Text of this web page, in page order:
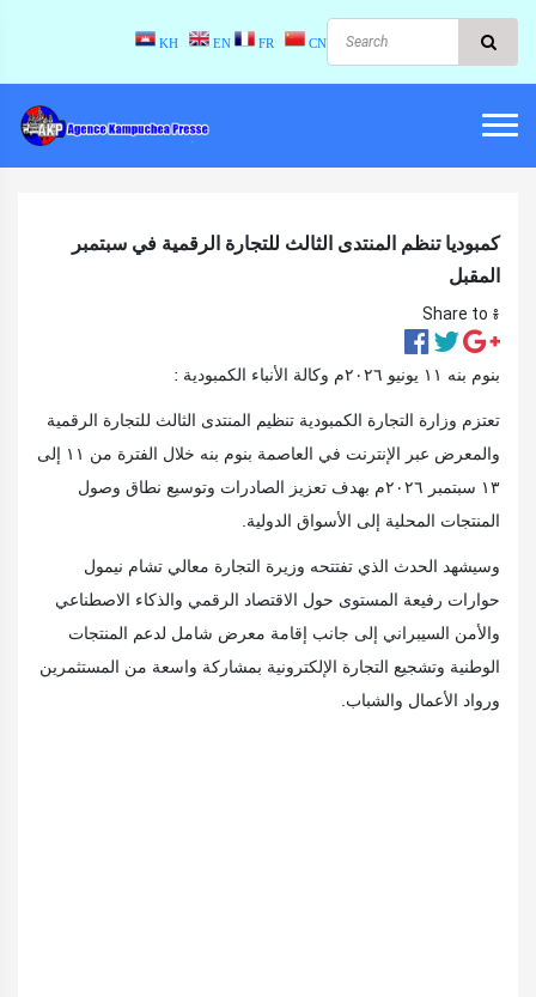
KH EN FR CN
كمبوديا تنظم المنتدى الثالث للتجارة الرقمية في سبتمبر
المقبل
Share to ៖​
بنوم بنه ١١ يونيو ٢٠٢٦م وكالة الأنباء الكمبودية :
تعتزم وزارة التجارة الكمبودية تنظيم المنتدى الثالث للتجارة الرقمية
والمعرض عبر الإنترنت في العاصمة بنوم بنه خلال الفترة من ١١ إلى
١٣ سبتمبر ٢٠٢٦م بهدف تعزيز الصادرات وتوسيع نطاق وصول
المنتجات المحلية إلى الأسواق الدولية.
وسيشهد الحدث الذي تفتتحه وزيرة التجارة معالي تشام نيمول
حوارات رفيعة المستوى حول الاقتصاد الرقمي والذكاء الاصطناعي
والأمن السيبراني إلى جانب إقامة معرض شامل لدعم المنتجات
الوطنية وتشجيع التجارة الإلكترونية بمشاركة واسعة من المستثمرين
ورواد الأعمال والشباب.